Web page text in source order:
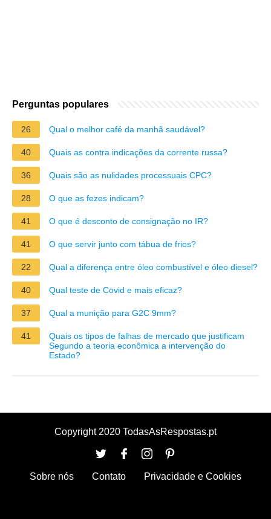
Perguntas populares
26 Qual o melhor café da manhã saudável?
40 Quais as contra indicações da corrente russa?
36 Quais são as nulidades processuais CPC?
28 O que as fezes indicam?
41 O que é desconto de consignação no IR?
41 O que servir junto com tábua de frios?
22 Qual a diferença entre óleo combustível e óleo diesel?
40 Qual teste de Covid e mais eficaz?
37 Qual a munição para G2C 9mm?
41
Quais os tipos de falhas de mercado que justificam
Segundo a teoria econômica a intervenção do
Estado?
Copyright 2020 TodasAsRespostas.pt
Sobre nós Contato Privacidade e Cookies